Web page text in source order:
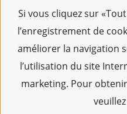
Si vous cliquez sur
l’enregistrement de
améliorer la navigation
l’utilisation du site
marketing. Pour